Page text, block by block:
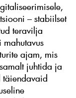
– stabiilset
teravilja
mahutavus
ajam, mis
juhtida ja
täiendavaid